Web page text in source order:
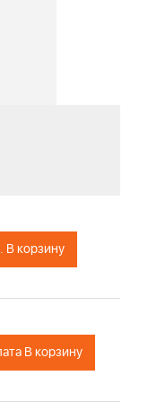
Поставка из РФ или EU до 15-20 дн. В корзину
В корзину